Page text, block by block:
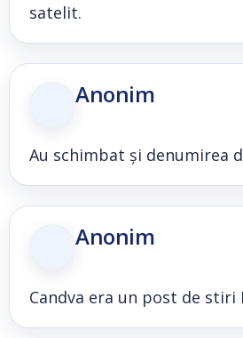
satelit.
Anonim
Au schimbat și denumirea
Anonim
Candva era un post de stiri